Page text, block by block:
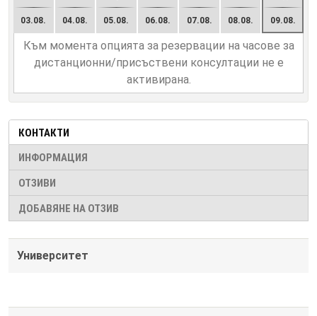
03.08. 04.08. 05.08. 06.08. 07.08. 08.08. 09.08.
Към момента опцията за резервации на часове за
дистанционни/присъствени консултации не е
активирана.
КОНТАКТИ
ИНФОРМАЦИЯ
ОТЗИВИ
ДОБАВЯНЕ НА ОТЗИВ
Университет